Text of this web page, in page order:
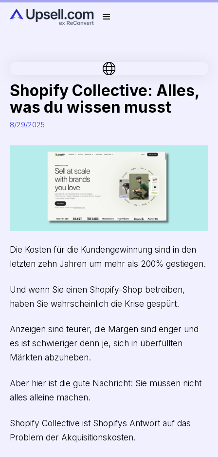
Shopify Collective: Alles,
was du wissen musst
8/29/2025
Die Kosten für die Kundengewinnung sind in den
letzten zehn Jahren um mehr als 200% gestiegen.
Und wenn Sie einen Shopify-Shop betreiben,
haben Sie wahrscheinlich die Krise gespürt.
Anzeigen sind teurer, die Margen sind enger und
es ist schwieriger denn je, sich in überfüllten
Märkten abzuheben.
Aber hier ist die gute Nachricht: Sie müssen nicht
alles alleine machen.
Shopify Collective ist Shopifys Antwort auf das
Problem der Akquisitionskosten.